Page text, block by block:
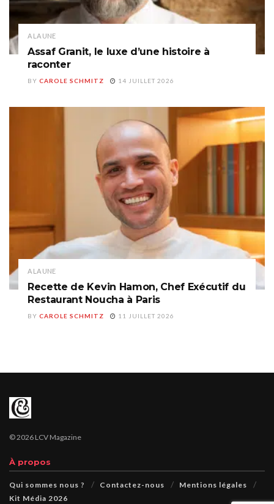
A LA UNE
Assaf Granit, le luxe d’une histoire à
raconter
BY CAROLE SCHMITZ 14 JUILLET 2026
A LA UNE
Recette de Kevin Hamon, Chef Exécutif du
Restaurant Noucha à Paris
BY CAROLE SCHMITZ 11 JUILLET 2026
© 2026 LCV Magazine
À propos
Qui sommes nous ? Contactez-nous
Mentions légales
Kit Média 2026